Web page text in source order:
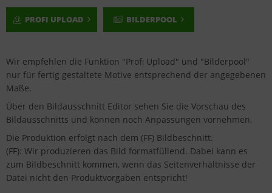
PROFI UPLOAD BILDERPOOL
Wir empfehlen die Funktion "Profi Upload" und "Bilderpool"
nur für fertig gestaltete Motive entsprechend der angegebenen
Maße.
Über den Bildausschnitt Editor sehen Sie die Vorschau des
Bildausschnitts und können noch Anpassungen vornehmen.
Die Produktion erfolgt nach dem (FF) Bildbeschnitt.
(FF): Wir produzieren das Bild formatfüllend. Dabei kann es
zum Bildbeschnitt kommen, wenn das Seitenverhältnisse der
Datei nicht den Produktvorgaben entspricht!